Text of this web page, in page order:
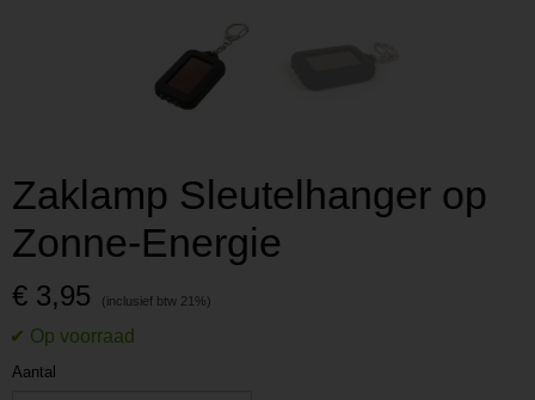
Zaklamp Sleutelhanger op
Zonne-Energie
€ 3,95
Aantal